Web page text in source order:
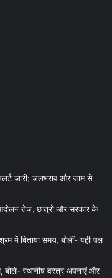
जारी; जलभराव और जाम से
तेज, छात्रों और सरकार के
में बिताया समय, बोलीं- यही पल
बोले- स्थानीय वस्त्र अपनाएं और